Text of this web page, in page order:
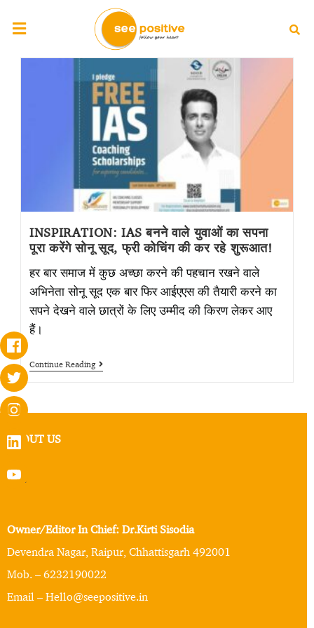
INSPIRATION: IAS बनने वाले युवाओं का सपना
पूरा करेंगे सोनू सूद, फ्री कोचिंग की कर रहे शुरूआत!
हर बार समाज में कुछ अच्छा करने की पहचान रखने वाले
अभिनेता सोनू सूद एक बार फिर आईएएस की तैयारी करने का
सपने देखने वाले छात्रों के लिए उम्मीद की किरण लेकर आए
हैं।
Continue Reading
ABOUT US
Owner/Editor In Chief: Dr.Kirti Sisodia
Devendra Nagar, Raipur, Chhattisgarh 492001
Mob. – 6232190022
Email – Hello@seepositive.in